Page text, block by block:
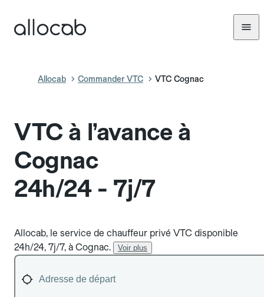
Allocab Commander VTC VTC Cognac
VTC à l’avance à
Cognac
24h/24 - 7j/7
Allocab, le service de chauffeur privé VTC disponible
24h/24, 7j/7, à Cognac.
Voir plus